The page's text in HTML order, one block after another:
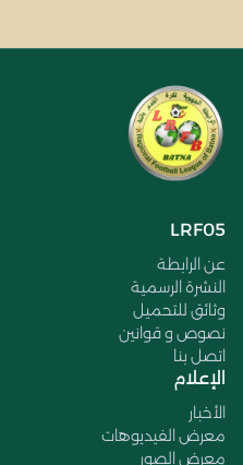
LRF05
عن الرابطة
النشرة الرسمية
وثائق للتحميل
نصوص و قوانين
اتصل بنا
الإعلام
الأخبار
معرض الفيديوهات
معرض الصور